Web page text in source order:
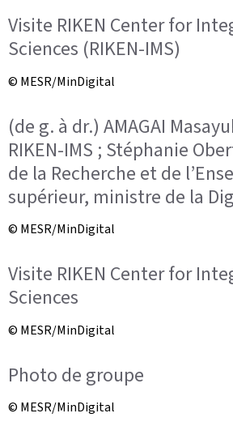
Visite RIKEN Center for
Sciences (RIKEN-IMS)
© MESR/MinDigital
(de g. à dr.) AMAGAI
RIKEN-IMS ; Stéphanie
de la Recherche et de
supérieur, ministre de la
© MESR/MinDigital
Visite RIKEN Center for
Sciences
© MESR/MinDigital
Photo de groupe
© MESR/MinDigital